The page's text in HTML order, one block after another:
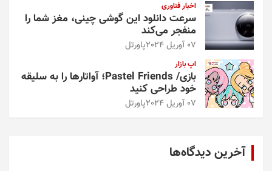
اخبار فناوری
سرعت دانلود این گوشی چینی، مغز شما را
منفجر می‌کند
07 آوریل 2024 پاورتل
اپ بازار
بازی/ Pastel Friends؛ آواتارها را به سلیقه
خود طراحی کنید
07 آوریل 2024 پاورتل
آخرین دیدگاه‌ها